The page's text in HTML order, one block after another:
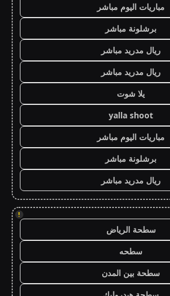
مباريات اليوم مباشر
برشلونة مباشر
ريال مدريد مباشر
ريال مدريد مباشر
يلا شوت
yalla shoot
مباريات اليوم مباشر
برشلونة مباشر
ريال مدريد مباشر
!
سطحة الرياض
سطحه
سطحة بين المدن